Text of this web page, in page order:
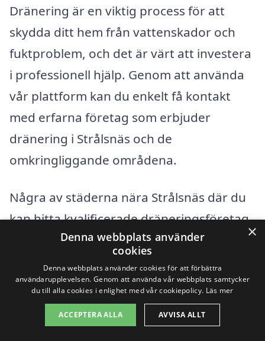
Dränering är en viktig process för att
skydda ditt hem från vattenskador och
fuktproblem, och det är värt att investera
i professionell hjälp. Genom att använda
vår plattform kan du enkelt få kontakt
med erfarna företag som erbjuder
dränering i Strålsnäs och de
omkringliggande områdena.
Några av städerna nära Strålsnäs där du
kan hitta kvalificerade dräneringsföretag
inkluderar:
Boxholm
Hitteboda
×
Denna webbplats använder
cookies
Denna webbplats använder cookies för att förbättra
användarupplevelsen. Genom att använda vår webbplats samtycker
du till alla cookies i enlighet med vår cookiepolicy. Läs mer
ACCEPTERA ALLA AVVISA ALLT